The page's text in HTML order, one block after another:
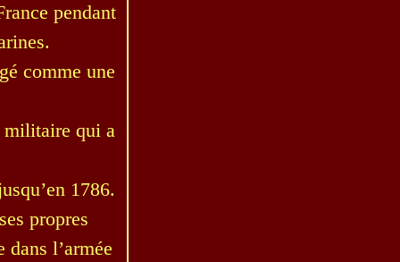
pendant
comme une
militaire qui a
1786.
propres
l’armée